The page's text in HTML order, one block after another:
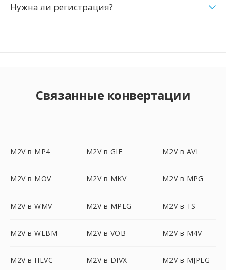
Нужна ли регистрация?
Связанные конвертации
M2V в MP4 M2V в GIF M2V в AVI
M2V в MOV M2V в MKV M2V в MPG
M2V в WMV M2V в MPEG M2V в TS
M2V в WEBM M2V в VOB M2V в M4V
M2V в HEVC M2V в DIVX M2V в MJPEG